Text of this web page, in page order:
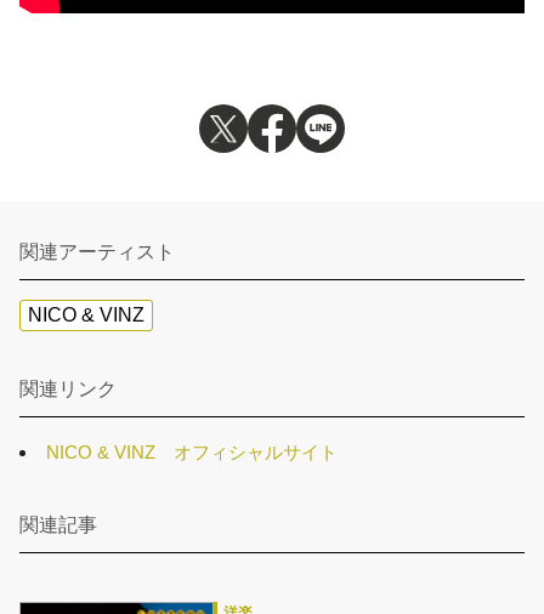
関連アーティスト
NICO & VINZ
関連リンク
NICO & VINZ オフィシャルサイト
関連記事